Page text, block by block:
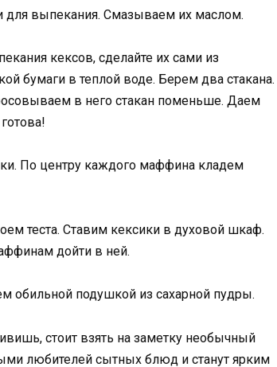
выпекания. Смазываем их маслом.
кексов, сделайте их сами из
бумаги в теплой воде. Берем два стакана.
в него стакан поменьше. Даем
По центру каждого маффина кладем
теста. Ставим кексики в духовой шкаф.
дойти в ней.
обильной подушкой из сахарной пудры.
стоит взять на заметку необычный
любителей сытных блюд и станут ярким